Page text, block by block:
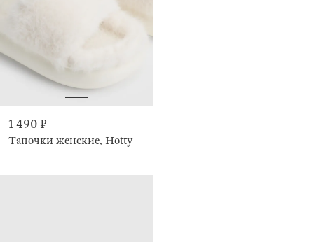
1 490 ₽
Тапочки женские, Hotty